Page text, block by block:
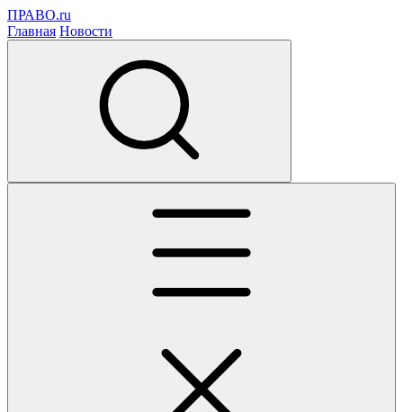
ПРАВО.ru
Главная Новости